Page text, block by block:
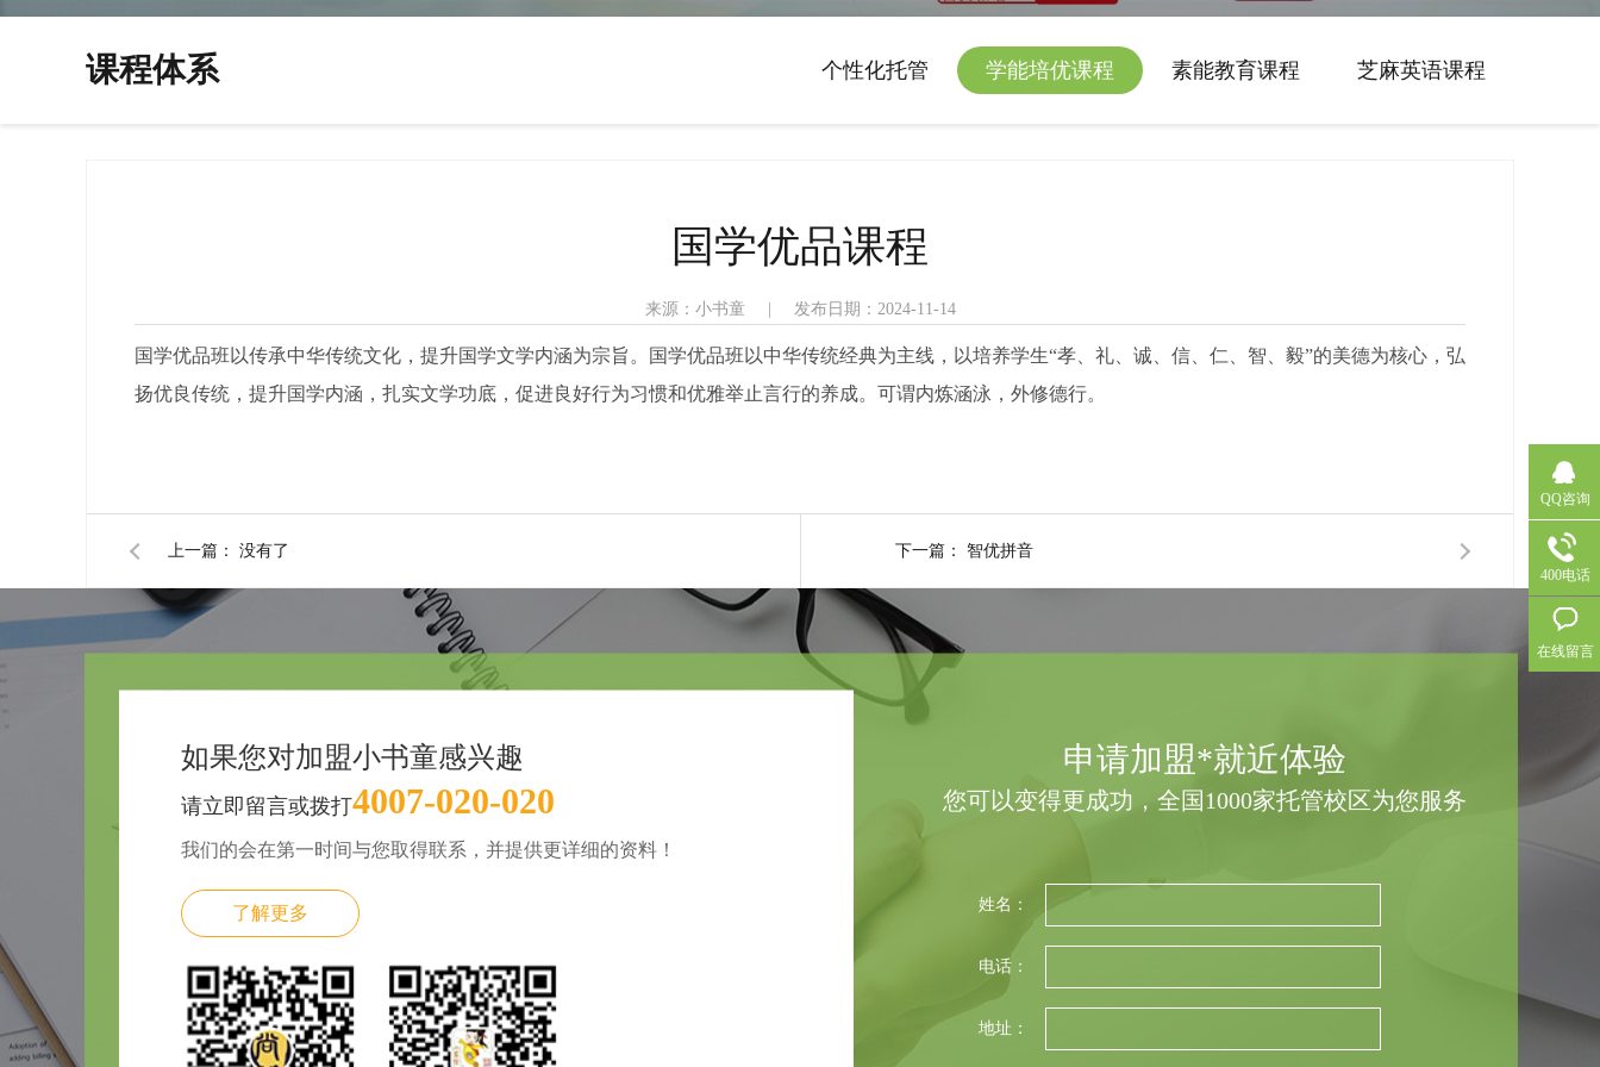
课程体系 个性化托管 学能培优课程 素能教育课程 芝麻英语课程
国学优品课程
来源：小书童 | 发布日期：2024-11-14
国学优品班以传承中华传统文化，提升国学文学内涵为宗旨。国学优品班以中华传统经典为主线，以培养学生“孝、礼、诚、信、仁、智、毅”的美德为核心，弘
扬优良传统，提升国学内涵，扎实文学功底，促进良好行为习惯和优雅举止言行的养成。可谓内炼涵泳，外修德行。
上一篇： 没有了 下一篇： 智优拼音
如果您对加盟小书童感兴趣
请立即留言或拨打4007-020-020
我们的会在第一时间与您取得联系，并提供更详细的资料！
了解更多
申请加盟*就近体验
您可以变得更成功，全国1000家托管校区为您服务
姓名：
电话：
地址：
QQ咨询
400电话
在线留言